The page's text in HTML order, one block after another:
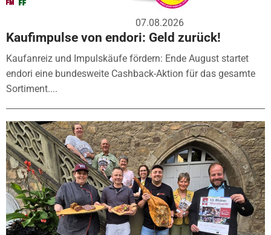
07.08.2026
Kaufimpulse von endori: Geld zurück!
Kaufanreiz und Impulskäufe fördern: Ende August startet
endori eine bundesweite Cashback-Aktion für das gesamte
Sortiment....